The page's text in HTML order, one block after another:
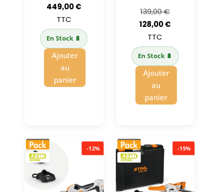
prix
était :
589,00 €.
449,00€Le
actuel
est :
TTC
En Stock 🔋
Ajouter
au
panier
139,00€Le
prix
était :
139,00 €.
128,00€Le
actuel
est :
TTC
En Stock 🔋
Ajouter
au
panier
-12% -15%